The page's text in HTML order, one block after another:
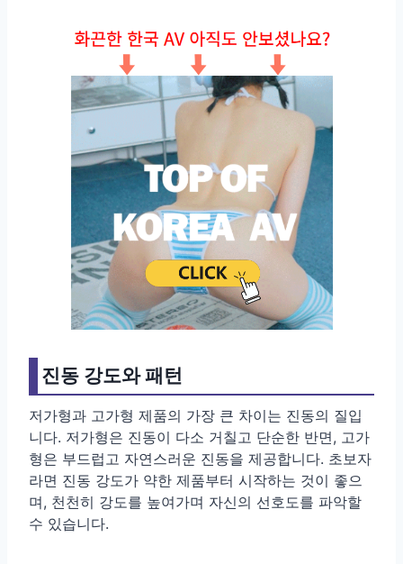
진동 강도와 패턴
저가형과 고가형 제품의 가장 큰 차이는 진동의 질입
니다. 저가형은 진동이 다소 거칠고 단순한 반면, 고가
형은 부드럽고 자연스러운 진동을 제공합니다. 초보자
라면 진동 강도가 약한 제품부터 시작하는 것이 좋으
며, 천천히 강도를 높여가며 자신의 선호도를 파악할
수 있습니다.